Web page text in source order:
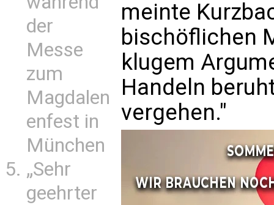
der
Messe
zum
Magdalen
enfest in
München
„Sehr
geehrter
meinte
bischöflichen
klugem
Handeln
vergehen."